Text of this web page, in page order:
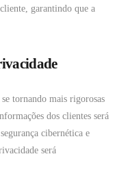
garantindo que a
tornando mais rigorosas
dos clientes será
cibernética e
será